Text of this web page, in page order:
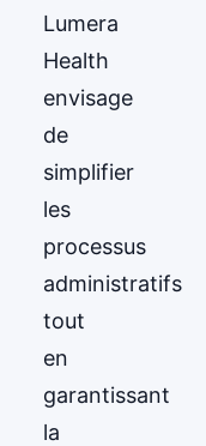
Lumera
Health
envisage
de
simplifier
les
processus
administratifs
tout
en
garantissant
la